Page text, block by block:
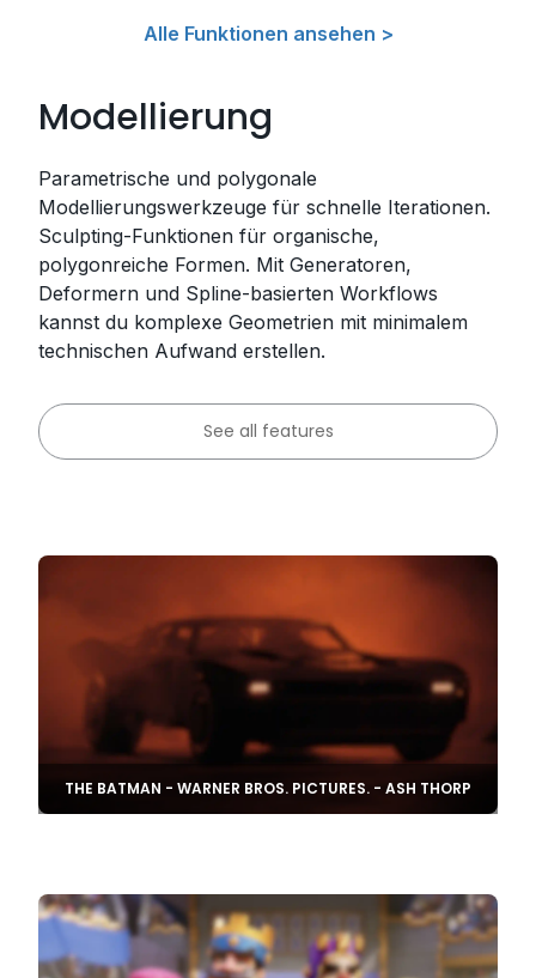
Alle Funktionen ansehen >
Modellierung
Parametrische und polygonale
Modellierungswerkzeuge für schnelle Iterationen.
Sculpting-Funktionen für organische,
polygonreiche Formen. Mit Generatoren,
Deformern und Spline-basierten Workflows
kannst du komplexe Geometrien mit minimalem
technischen Aufwand erstellen.
See all features
THE BATMAN - WARNER BROS. PICTURES. - ASH THORP